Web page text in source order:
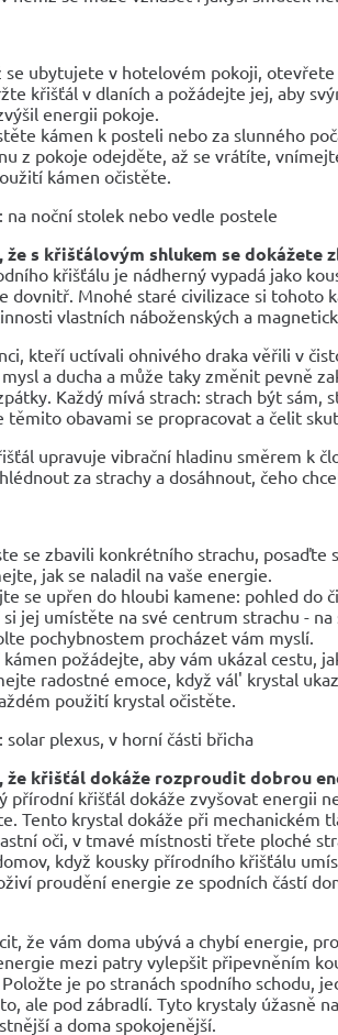
se ubytujete v hotelovém pokoji,
křišťál v dlaních a požádejte jej, aby
energii pokoje.
kámen k posteli nebo za slunného
z pokoje odejděte, až se vrátíte,
kámen očistěte.
na noční stolek nebo vedle postele
že s křišťálovým shlukem se dokážete
křišťálu je nádherný vypadá jako
dovnitř. Mnohé staré civilizace si tohoto
vlastních náboženských a
kteří uctívali ohnivého draka věřili v
a ducha a může taky změnit pevně
Každý mívá strach: strach být
těmito obavami se propracovat a čelit
upravuje vibrační hladinu směrem k
za strachy a dosáhnout, čeho
se zbavili konkrétního strachu,
jak se naladil na vaše energie.
se upřen do hloubi kamene: pohled do
si jej umístěte na své centrum strachu -
pochybnostem procházet vám myslí.
kámen požádejte, aby vám ukázal cestu,
radostné emoce, když vál' krystal
použití krystal očistěte.
solar plexus, v horní části břicha
že křišťál dokáže rozproudit dobrou
přírodní křišťál dokáže zvyšovat energii
Tento krystal dokáže při mechanickém
oči, v tmavé místnosti třete ploché
když kousky přírodního křišťálu
proudění energie ze spodních částí
že vám doma ubývá a chybí energie,
mezi patry vylepšit připevněním
je po stranách spodního schodu,
ale pod zábradlí. Tyto krystaly úžasně
a doma spokojenější.